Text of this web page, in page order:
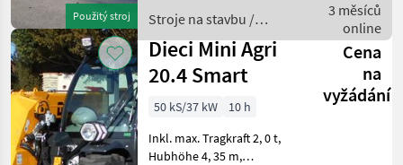
Použitý stroj
Außenspie
Stroje na stavbu /
Liebherr
3 měsíců
online
Dieci Mini Agri
20.4 Smart
Cena
na
vyžádání
50 kS/37 kW
10 h
Inkl. max. Tragkraft 2, 0 t,
Hubhöhe 4, 35 m,